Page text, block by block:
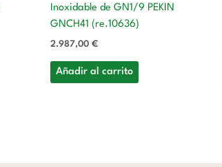
Inoxidable de GN1/9 PEKIN
GNCH41 (re.10636)
2.987,00 €
Añadir al carrito